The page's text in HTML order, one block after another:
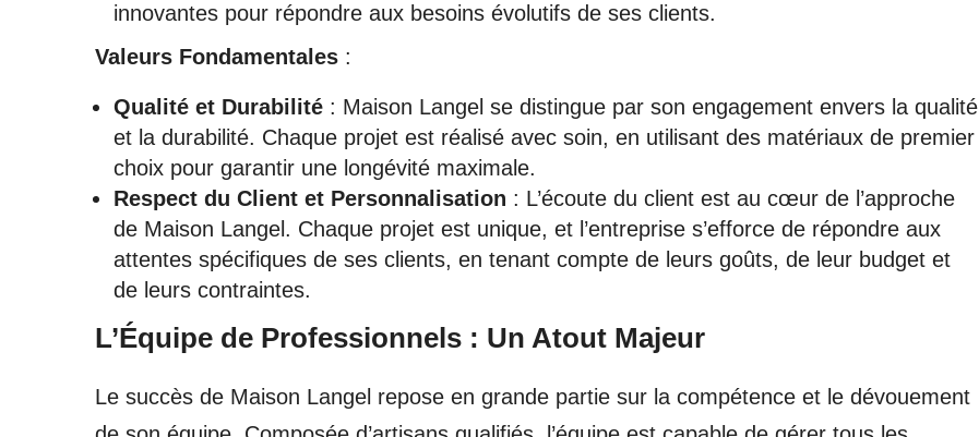
innovantes pour répondre aux besoins évolutifs de ses clients.
Valeurs Fondamentales :
Qualité et Durabilité : Maison Langel se distingue par son engagement envers la qualité
et la durabilité. Chaque projet est réalisé avec soin, en utilisant des matériaux de premier
choix pour garantir une longévité maximale.
Respect du Client et Personnalisation : L’écoute du client est au cœur de l’approche
de Maison Langel. Chaque projet est unique, et l’entreprise s’efforce de répondre aux
attentes spécifiques de ses clients, en tenant compte de leurs goûts, de leur budget et
de leurs contraintes.
L’Équipe de Professionnels : Un Atout Majeur
Le succès de Maison Langel repose en grande partie sur la compétence et le dévouement